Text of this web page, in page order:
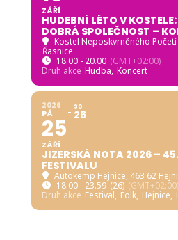
obnovy
15.30 - 17.00 (GMT+02:00)
Druh akce Hejnice, Koncert
2026
SO
19
ZÁŘÍ
HUDEBNÍ LÉTO V KOSTELE:
DOBRÁ SPOLEČNOST –
Kostel Neposkvrněného Početí
Řasnice
18.00 - 20.00 (GMT+02:00)
Druh akce Hudba,
2026 SO
26